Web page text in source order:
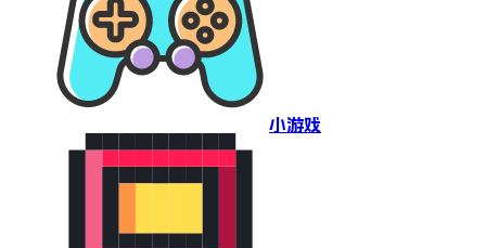
小游戏